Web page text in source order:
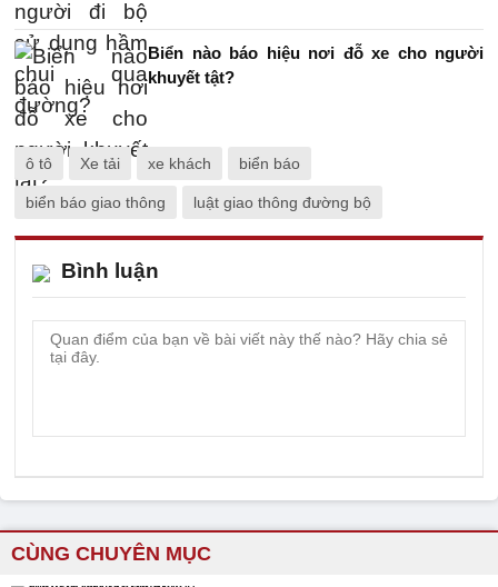
Biển nào báo hiệu nơi đỗ xe cho người
khuyết tật?
ô tô Xe tải xe khách biển báo
biển báo giao thông luật giao thông đường bộ
Bình luận
CÙNG CHUYÊN MỤC